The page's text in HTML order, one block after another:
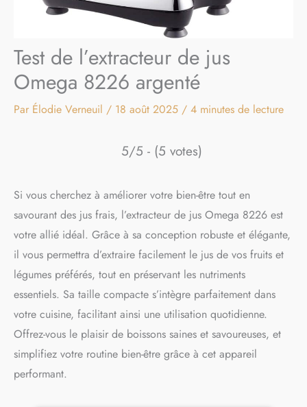
Test de l’extracteur de jus
Omega 8226 argenté
Par Élodie Verneuil / 18 août 2025 / 4 minutes de lecture
5/5 - (5 votes)
Si vous cherchez à améliorer votre bien-être tout en
savourant des jus frais, l’extracteur de jus Omega 8226 est
votre allié idéal. Grâce à sa conception robuste et élégante,
il vous permettra d’extraire facilement le jus de vos fruits et
légumes préférés, tout en préservant les nutriments
essentiels. Sa taille compacte s’intègre parfaitement dans
votre cuisine, facilitant ainsi une utilisation quotidienne.
Offrez-vous le plaisir de boissons saines et savoureuses, et
simplifiez votre routine bien-être grâce à cet appareil
performant.